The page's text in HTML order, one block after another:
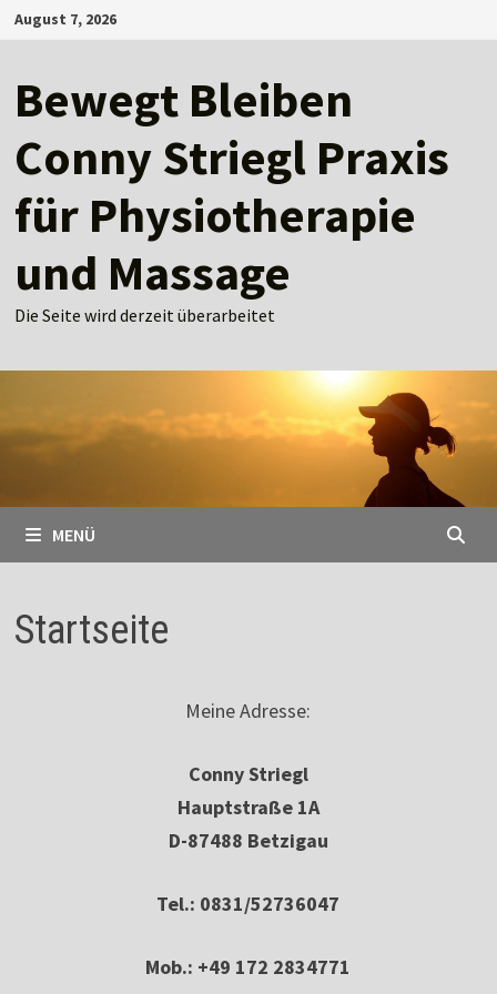
Zum
Inhalt
August 7, 2026
Bewegt Bleiben
Conny Striegl Praxis
für Physiotherapie
und Massage
Die Seite wird derzeit überarbeitet
MENÜ
Startseite
Meine Adresse:
Conny Striegl
Hauptstraße 1A
D-87488 Betzigau
Tel.: 0831/52736047
Mob.: +49 172 2834771